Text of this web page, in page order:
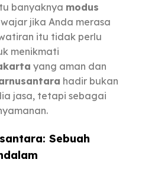
banyaknya modus
wajar jika Anda merasa
itu tidak perlu
menikmati
yang aman dan
hadir bukan
jasa, tetapi sebagai
Sebuah